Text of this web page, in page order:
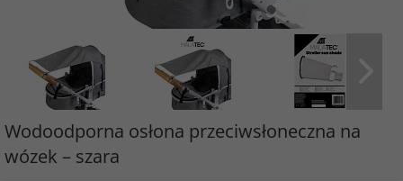
Wodoodporna osłona przeciwsłoneczna na
wózek – szara